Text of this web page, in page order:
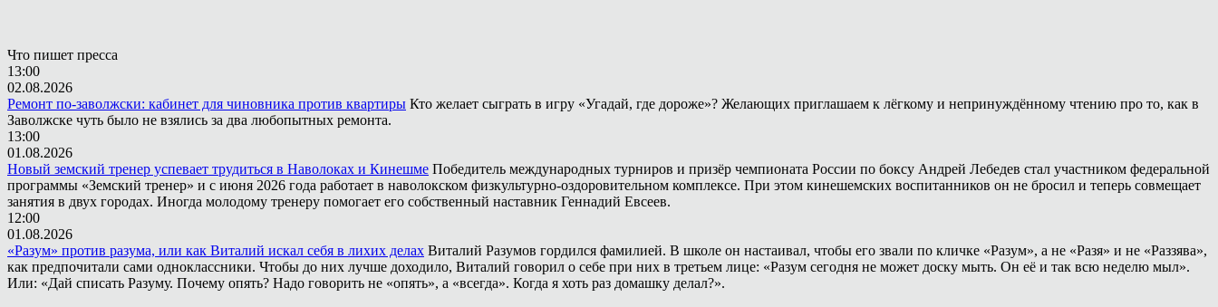
Что пишет пресса
13:00
02.08.2026
Ремонт по-заволжски: кабинет для чиновника против квартиры Кто желает сыграть в игру «Угадай, где дороже»? Желающих приглашаем к лёгкому и непринуждённому чтению про то, как в
Заволжске чуть было не взялись за два любопытных ремонта.
13:00
01.08.2026
Новый земский тренер успевает трудиться в Наволоках и Кинешме Победитель международных турниров и призёр чемпионата России по боксу Андрей Лебедев стал участником федеральной
программы «Земский тренер» и с июня 2026 года работает в наволокском физкультурно-оздоровительном комплексе. При этом кинешемских воспитанников он не бросил и теперь совмещает
занятия в двух городах. Иногда молодому тренеру помогает его собственный наставник Геннадий Евсеев.
12:00
01.08.2026
«Разум» против разума, или как Виталий искал себя в лихих делах Виталий Разумов гордился фамилией. В школе он настаивал, чтобы его звали по кличке «Разум», а не «Разя» и не «Раззява»,
как предпочитали сами одноклассники. Чтобы до них лучше доходило, Виталий говорил о себе при них в третьем лице: «Разум сегодня не может доску мыть. Он её и так всю неделю мыл».
Или: «Дай списать Разуму. Почему опять? Надо говорить не «опять», а «всегда». Когда я хоть раз домашку делал?».